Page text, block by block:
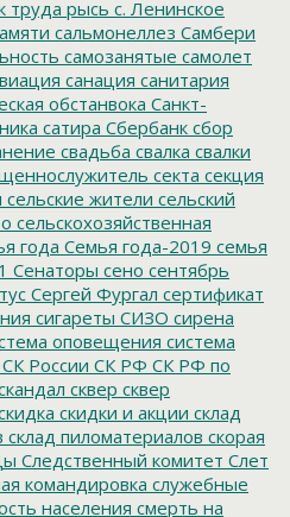
труда рысь с. Ленинское
сальмонеллез Самбери
самозанятые самолет
санация санитария
обстанвока Санкт-
сатира Сбербанк сбор
свадьба свалка свалки
секта секция
сельские жители сельский
сельскохозяйственная
года Семья года-2019 семья
Сенаторы сено сентябрь
Сергей Фургал сертификат
сигареты СИЗО сирена
оповещения система
СК России СК РФ СК РФ по
сквер сквер
скидки и акции склад
склад пиломатериалов скорая
Следственный комитет Слет
командировка служебные
населения смерть на